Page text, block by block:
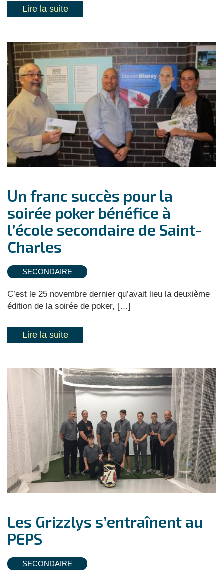
Lire la suite
Un franc succès pour la
soirée poker bénéfice à
l’école secondaire de Saint-
Charles
SECONDAIRE
C’est le 25 novembre dernier qu’avait lieu la deuxième
édition de la soirée de poker, […]
Lire la suite
Les Grizzlys s’entraînent au
PEPS
SECONDAIRE